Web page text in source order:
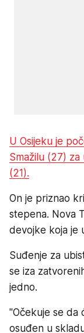
U Osijeku je
Smažilu (27)
(21).
On je priznao
stepena. Nova
devojke koja je
Suđenje za
se iza
jedno.
"Očekuje se da
osuđen u